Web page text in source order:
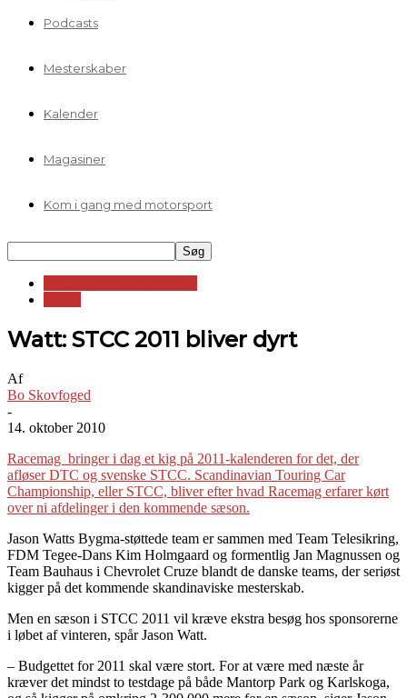
Podcasts
Mesterskaber
Kalender
Magasiner
Kom i gang med motorsport
Watt: STCC 2011 bliver dyrt
Af
Bo Skovfoged
-
14. oktober 2010
Racemag bringer i dag et kig på 2011-kalenderen for det, der
afløser DTC og svenske STCC. Scandinavian Touring Car
Championship, eller STCC, bliver efter hvad Racemag erfarer kørt
over ni afdelinger i den kommende sæson.
Jason Watts Bygma-støttede team er sammen med Team Telesikring,
FDM Tegee-Dans Kim Holmgaard og formentlig Jan Magnussen og
Team Bauhaus i Chevrolet Cruze blandt de danske teams, der seriøst
kigger på det kommende skandinaviske mesterskab.
Men en sæson i STCC 2011 vil kræve ekstra besøg hos sponsorerne
i løbet af vinteren, spår Jason Watt.
– Budgettet for 2011 skal være stort. For at være med næste år
kræver det mindst to testdage på både Mantorp Park og Karlskoga,